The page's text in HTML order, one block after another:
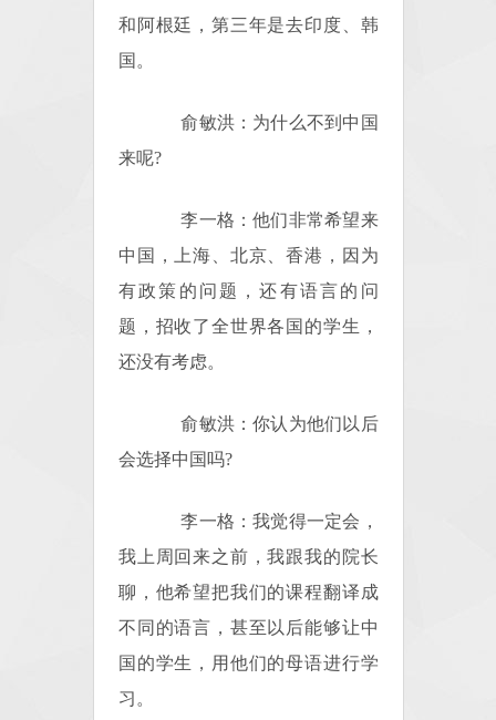
和阿根廷，第三年是去印度、韩
国。
俞敏洪：为什么不到中国
来呢?
李一格：他们非常希望来
中国，上海、北京、香港，因为
有政策的问题，还有语言的问
题，招收了全世界各国的学生，
还没有考虑。
俞敏洪：你认为他们以后
会选择中国吗?
李一格：我觉得一定会，
我上周回来之前，我跟我的院长
聊，他希望把我们的课程翻译成
不同的语言，甚至以后能够让中
国的学生，用他们的母语进行学
习。